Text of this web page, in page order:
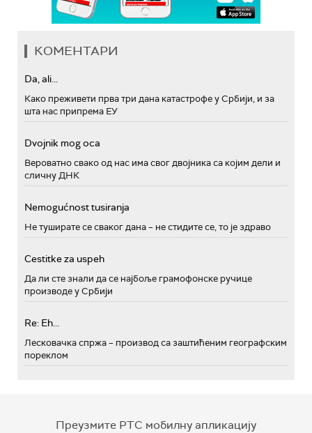
КОМЕНТАРИ
Da, ali...
Како преживети прва три дана катастрофе у Србији, и за
шта нас припрема ЕУ
Dvojnik mog oca
Вероватно свако од нас има свог двојника са којим дели и
сличну ДНК
Nemogućnost tusiranja
Не туширате се сваког дана – не стидите се, то је здраво
Cestitke za uspeh
Да ли сте знали да се најбоље грамофонске ручице
производе у Србији
Re: Eh...
Лесковачка спржа – производ са заштићеним географским
пореклом
Преузмите РТС мобилну апликацију